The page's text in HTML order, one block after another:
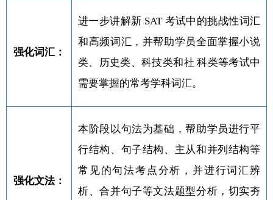
强化词汇：
进一步讲解新 SAT 考试中的挑战性词汇
和高频词汇，并帮助学员全面掌握小说
类、历史类、科技类和社 科类等考试中
需要掌握的常考学科词汇。
强化文法：
本阶段以句法为基础，帮助学员进行平
行结构、句子结构、主从和并列结构等
常见的句法考点分析，并进行词汇辨
析、合并句子等文法题型分析，切实夯